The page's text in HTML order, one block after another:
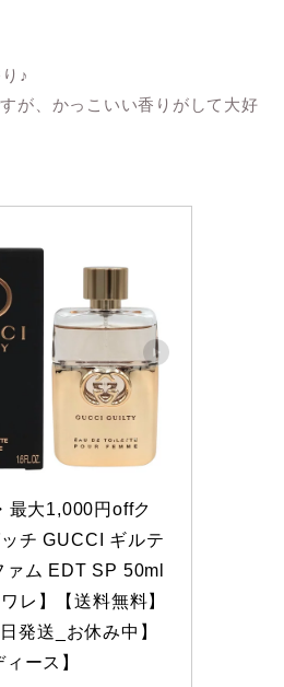
♪
が、かっこいい香りがして大好
最大1,000円offク
チ GUCCI ギルテ
ァム EDT SP 50ml
レ】【送料無料】
発送_お休み中】
ィース】